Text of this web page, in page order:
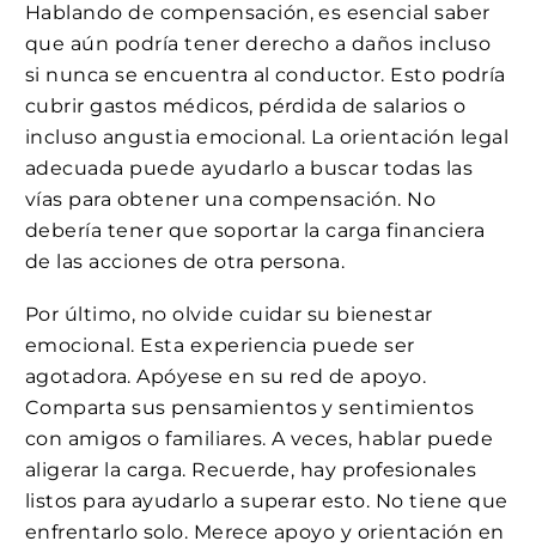
Hablando de compensación, es esencial saber
que aún podría tener derecho a daños incluso
si nunca se encuentra al conductor. Esto podría
cubrir gastos médicos, pérdida de salarios o
incluso angustia emocional. La orientación legal
adecuada puede ayudarlo a buscar todas las
vías para obtener una compensación. No
debería tener que soportar la carga financiera
de las acciones de otra persona.
Por último, no olvide cuidar su bienestar
emocional. Esta experiencia puede ser
agotadora. Apóyese en su red de apoyo.
Comparta sus pensamientos y sentimientos
con amigos o familiares. A veces, hablar puede
aligerar la carga. Recuerde, hay profesionales
listos para ayudarlo a superar esto. No tiene que
enfrentarlo solo. Merece apoyo y orientación en